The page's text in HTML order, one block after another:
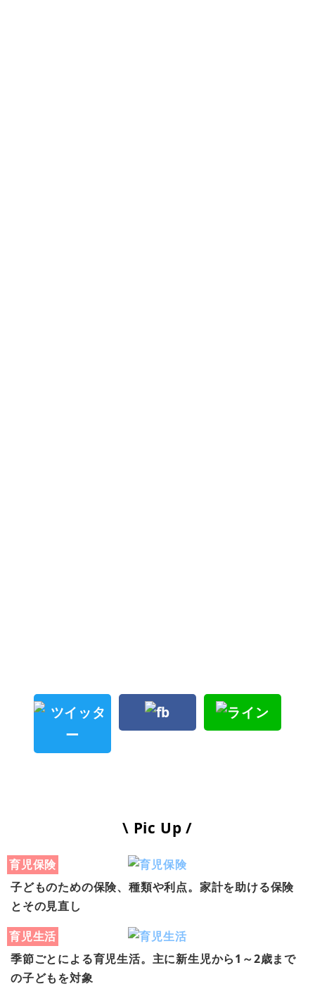
\ Pic Up /
育児保険
子どものための保険、種類や利点。家計を助ける保険
とその見直し
育児生活
季節ごとによる育児生活。主に新生児から1～2歳まで
の子どもを対象